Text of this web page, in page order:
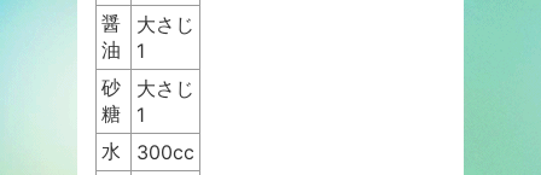
醤
油
大さじ
1
砂
糖
大さじ
1
水
300cc